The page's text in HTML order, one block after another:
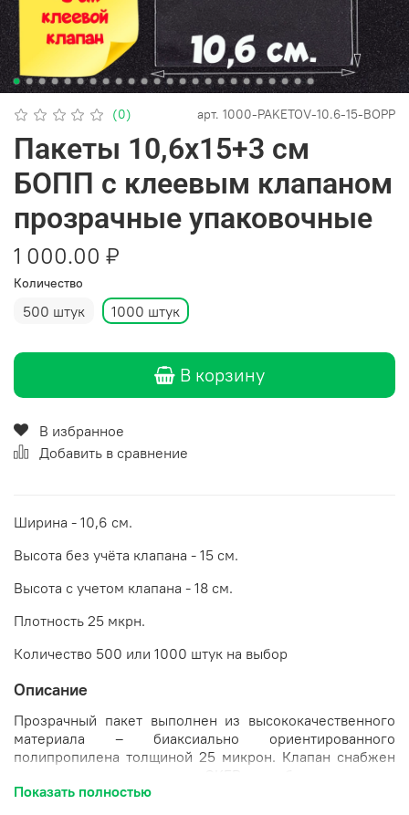
(0) арт. 1000-PAKETOV-10.6-15-BOPP
Пакеты 10,6х15+3 см
БОПП с клеевым клапаном
прозрачные упаковочные
1 000.00 ₽
Количество
500 штук 1000 штук
В корзину
В избранное
Добавить в сравнение
Ширина - 10,6 см.
Высота без учёта клапана - 15 см.
Высота с учетом клапана - 18 см.
Плотность 25 мкрн.
Количество 500 или 1000 штук на выбор
Описание
Прозрачный пакет выполнен из высококачественного
материала – биаксиально ориентированного
полипропилена толщиной 25 микрон. Клапан снабжен
многоразовое открытие и закрытие без потери
Показать полностью